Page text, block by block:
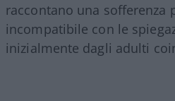
raccontano una sofferenza
incompatibile con le
inizialmente dagli adulti